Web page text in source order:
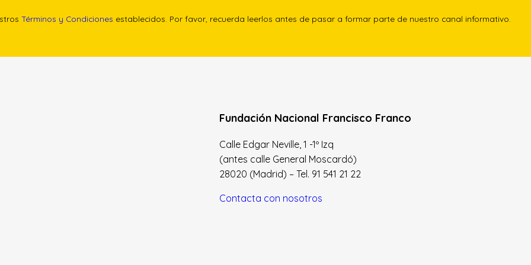
Términos y Condiciones establecidos. Por favor, recuerda leerlos antes de pasar a formar parte de nuestro canal informativo.
Fundación Nacional Francisco Franco
Calle Edgar Neville, 1 -1º Izq
(antes calle General Moscardó)
28020 (Madrid) – Tel. 91 541 21 22
Contacta con nosotros